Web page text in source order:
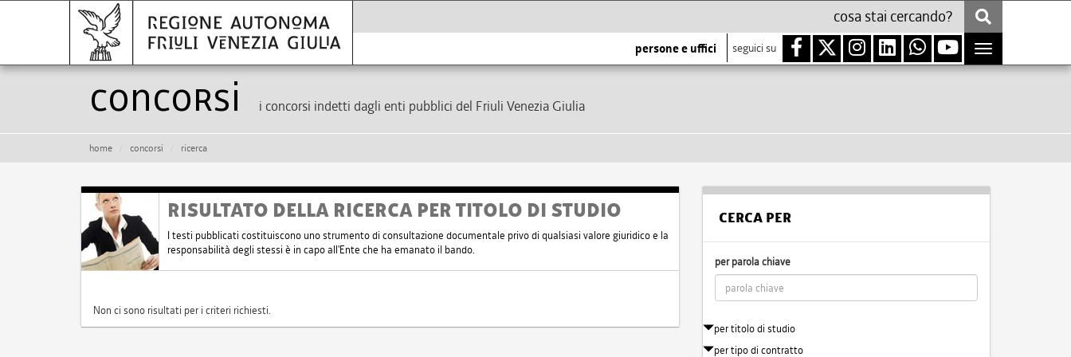
persone e uffici seguici su
Toggle
navigation
Concorsi i concorsi indetti dagli enti pubblici del Friuli Venezia Giulia
home concorsi ricerca
RISULTATO DELLA RICERCA PER TITOLO DI STUDIO
I testi pubblicati costituiscono uno strumento di consultazione documentale privo di qualsiasi valore giuridico e la
responsabilità degli stessi è in capo all'Ente che ha emanato il bando.
Non ci sono risultati per i criteri richiesti.
CERCA PER
per parola chiave
per titolo di studio
per tipo di contratto